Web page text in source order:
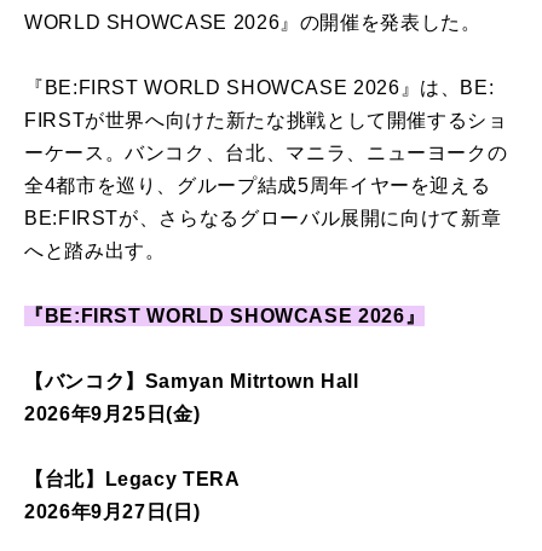
WORLD SHOWCASE 2026』の開催を発表した。
『BE:FIRST WORLD SHOWCASE 2026』は、BE:
FIRSTが世界へ向けた新たな挑戦として開催するショ
ーケース 。バンコク、台北、マニラ、ニューヨークの
全4都市を巡り、 グループ結成5周年イヤーを迎える
BE:FIRSTが、 さらなるグローバル展開に向けて新章
へと踏み出す。
『BE:FIRST WORLD SHOWCASE 2026』
【バンコク】Samyan Mitrtown Hall
2026年9月25日(金)
【台北】Legacy TERA
2026年9月27日(日)